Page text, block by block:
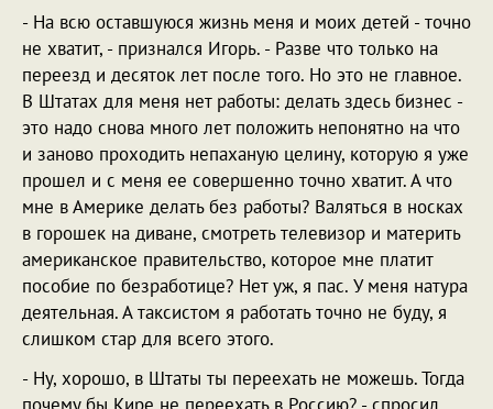
- На всю оставшуюся жизнь меня и моих детей - точно
не хватит, - признался Игорь. - Разве что только на
переезд и десяток лет после того. Но это не главное.
В Штатах для меня нет работы: делать здесь бизнес -
это надо снова много лет положить непонятно на что
и заново проходить непаханую целину, которую я уже
прошел и с меня ее совершенно точно хватит. А что
мне в Америке делать без работы? Валяться в носках
в горошек на диване, смотреть телевизор и материть
американское правительство, которое мне платит
пособие по безработице? Нет уж, я пас. У меня натура
деятельная. А таксистом я работать точно не буду, я
слишком стар для всего этого.
- Ну, хорошо, в Штаты ты переехать не можешь. Тогда